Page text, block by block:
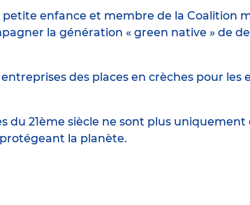
enfance et membre de la Coalition
la génération « green native » de
des places en crèches pour les
21ème siècle ne sont plus
la planète.